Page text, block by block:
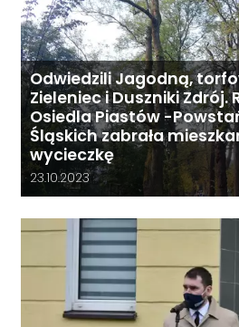
Odwiedzili Jagodną,
Zieleniec i Duszniki Zdrój.
Osiedla Piastów -
Śląskich zabrała
wycieczkę
Data dodania galerii:
23.10.2023